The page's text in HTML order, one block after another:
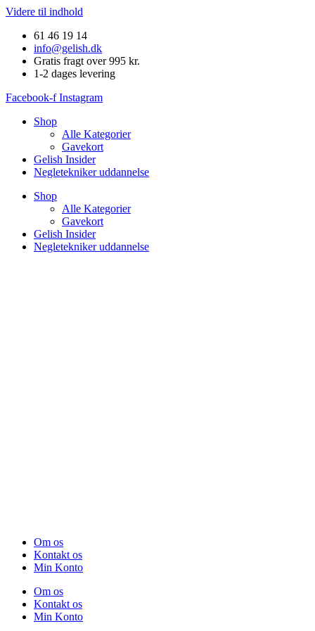
Videre til indhold
61 46 19 14
info@gelish.dk
Gratis fragt over 995 kr.
1-2 dages levering
Facebook-f Instagram
Shop
Alle Kategorier
Gavekort
Gelish Insider
Negletekniker uddannelse
Shop
Alle Kategorier
Gavekort
Gelish Insider
Negletekniker uddannelse
Om os
Kontakt os
Min Konto
Om os
Kontakt os
Min Konto